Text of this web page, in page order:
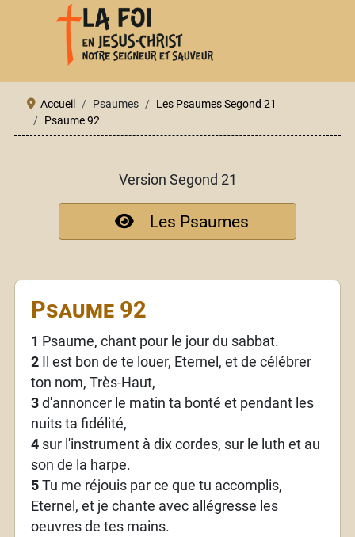
Accueil Psaumes
Les Psaumes Segond 21
Psaume 92
Version Segond 21
Les Psaumes
Psaume 92
1 Psaume, chant pour le jour du sabbat.
2Il est bon de te louer, Eternel, et de célébrer
ton nom, Très-Haut,
3d'annoncer le matin ta bonté et pendant les
nuits ta fidélité,
4sur l'instrument à dix cordes, sur le luth et au
son de la harpe.
5Tu me réjouis par ce que tu accomplis,
Eternel, et je chante avec allégresse les
oeuvres de tes mains.